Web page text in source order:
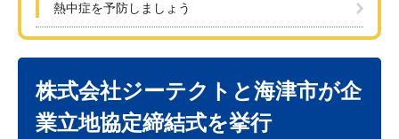
熱中症を予防しましょう
株式会社ジーテクトと海津市が企
業立地協定締結式を挙行